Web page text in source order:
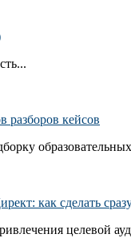
кейсов
как сделать
целевой